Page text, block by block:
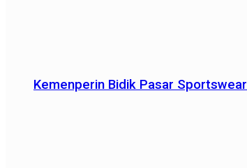
Kemenperin Bidik Pasar